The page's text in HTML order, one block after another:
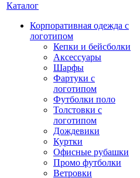
Каталог
Корпоративная одежда с
логотипом
Кепки и бейсболки
Аксессуары
Шарфы
Фартуки с
логотипом
Футболки поло
Толстовки с
логотипом
Дождевики
Куртки
Офисные рубашки
Промо футболки
Ветровки